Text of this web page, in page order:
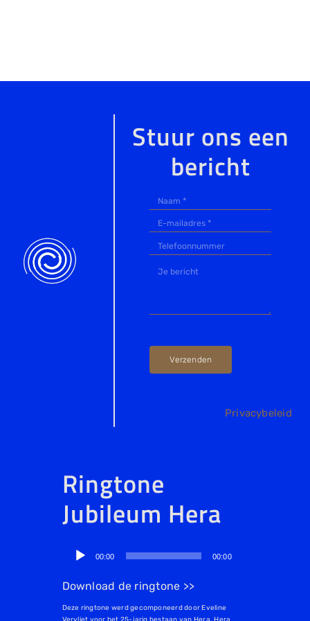
Ringtone
Jubileum Hera
Audiospeler
00:00 00:00
Download de ringtone >>
Deze ringtone werd gecomponeerd door Eveline
Vervliet voor het 25-jarig bestaan van Hera. Hera
Stuur ons een
bericht
Verzenden
Privacybeleid